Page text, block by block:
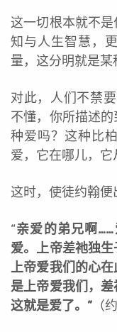
这一切根本就不
知与人生智慧，
量，这分明就是某
对此，人们不禁
不懂，你所描述
种爱吗？这种比
爱，它在哪儿，它
这时，使徒约翰便
“亲爱的弟兄啊
爱。上帝差祂独生
上帝爱我们的心
是上帝爱我们，差
这就是爱了。” （